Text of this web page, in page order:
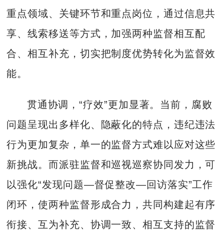
重点领域、关键环节和重点岗位，通过信息共
享、线索移送等方式，加强两种监督相互配
合、相互补充，切实把制度优势转化为监督效
能。
贯通协调，“疗效”更加显著。当前，腐败
问题呈现出多样化、隐蔽化的特点，违纪违法
行为更加复杂，单一的监督方式难以应对这些
新挑战。而派驻监督和巡视巡察协同发力，可
以强化“发现问题—督促整改—回访落实”工作
闭环，使两种监督形成合力，共同构建起有序
衔接、互为补充、协调一致、相互支持的监督